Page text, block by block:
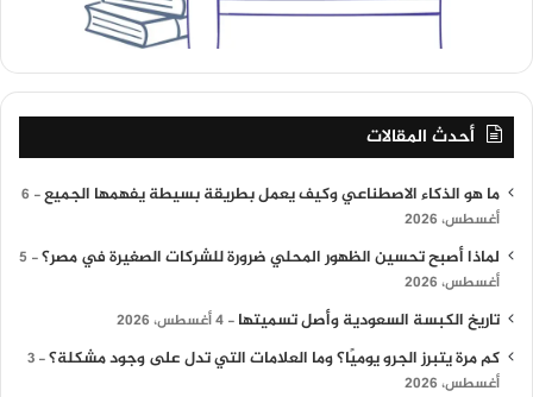
أحدث المقالات
ما هو الذكاء الاصطناعي وكيف يعمل بطريقة بسيطة يفهمها الجميع
6
أغسطس، 2026
لماذا أصبح تحسين الظهور المحلي ضرورة للشركات الصغيرة في مصر؟
5
أغسطس، 2026
تاريخ الكبسة السعودية وأصل تسميتها 4 أغسطس، 2026
كم مرة يتبرز الجرو يوميًا؟ وما العلامات التي تدل على وجود مشكلة؟ 3
أغسطس، 2026